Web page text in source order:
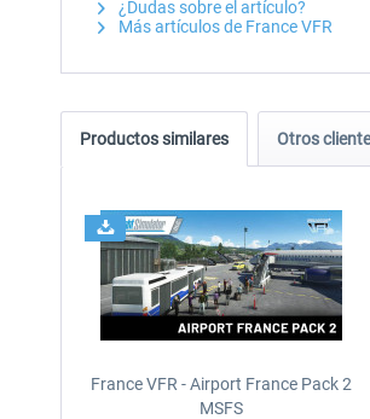
¿Dudas sobre el artículo?
Más artículos de France VFR
Productos similares Otros
France VFR - Airport France Pack 2
MSFS